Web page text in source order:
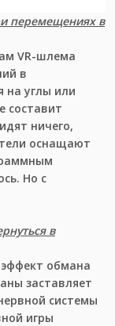
перемещениях в
VR-шлема
в
на углы или
составит
ничего,
оснащают
Но с
в
обмана
заставляет
системы
игры